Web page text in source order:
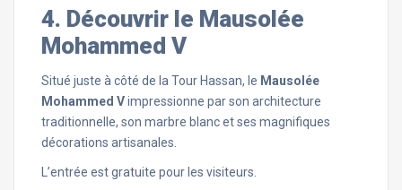
4. Découvrir le Mausolée
Mohammed V
Situé juste à côté de la Tour Hassan, le Mausolée
Mohammed Vimpressionne par son architecture
traditionnelle, son marbre blanc et ses magnifiques
décorations artisanales.
L’entrée est gratuite pour les visiteurs.